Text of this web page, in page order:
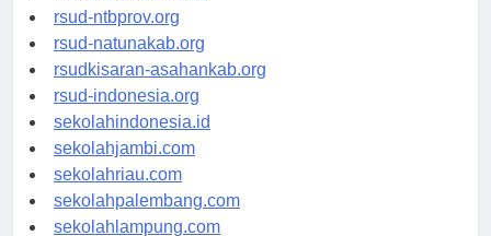
rsud-langsakota.org
rsud-ntbprov.org
rsud-natunakab.org
rsudkisaran-asahankab.org
rsud-indonesia.org
sekolahindonesia.id
sekolahjambi.com
sekolahriau.com
sekolahpalembang.com